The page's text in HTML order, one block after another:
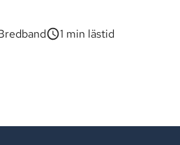
1 min lästid